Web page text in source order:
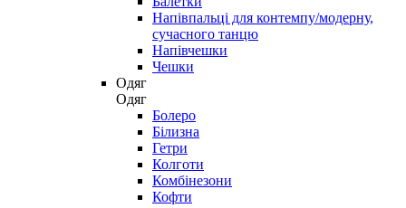
Напівпальці для контемпу/модерну,
сучасного танцю
Напівчешки
Чешки
Одяг
Одяг
Болеро
Білизна
Гетри
Колготи
Комбінезони
Кофти